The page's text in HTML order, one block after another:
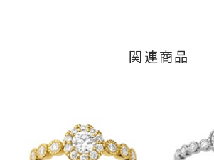
算料金を頂戴して
サイズ直し不可
ージの購入履歴一覧よりご注文
メンバーシップ未登録のお客さ
わせフォームよりご連絡ください
関連商品